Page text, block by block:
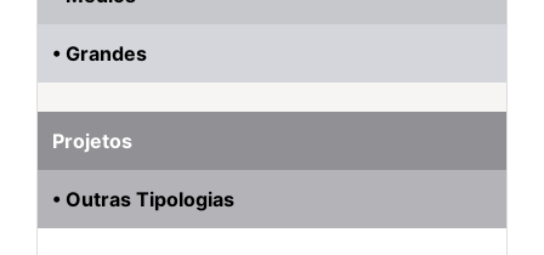
• Grandes
Projetos
• Outras Tipologias